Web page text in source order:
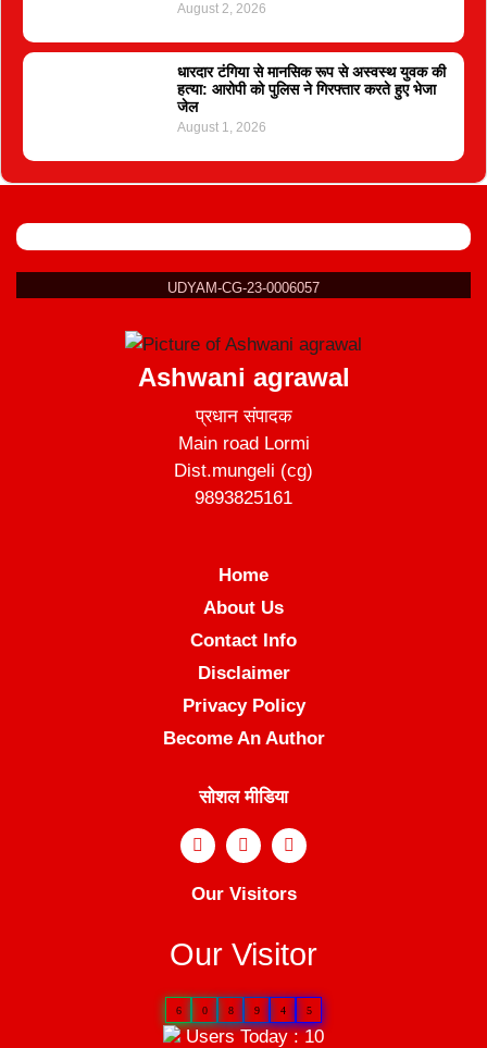
August 2, 2026
धारदार टंगिया से मानसिक रूप से अस्वस्थ युवक की
हत्या: आरोपी को पुलिस ने गिरफ्तार करते हुए भेजा
जेल
August 1, 2026
UDYAM-CG-23-0006057
Ashwani agrawal
प्रधान संपादक
Main road Lormi
Dist.mungeli (cg)
9893825161
Home
About Us
Contact Info
Disclaimer
Privacy Policy
Become An Author
सोशल मीडिया
Our Visitors
Our Visitor
6 0 8 9 4 5
Users Today : 10